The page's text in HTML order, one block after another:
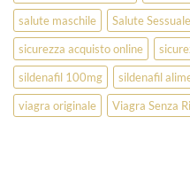
salute maschile
Salute Sessuale
sicurezza acquisto online
sildenafil 100mg
sildenafil
viagra originale
Viagra Senza